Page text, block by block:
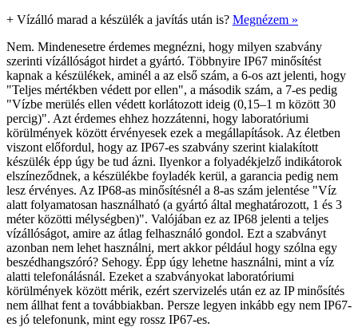
+ Vízálló marad a készülék a javítás után is? Megnézem »
Nem. Mindenesetre érdemes megnézni, hogy milyen szabvány
szerinti vízállóságot hirdet a gyártó. Többnyire IP67 minősítést
kapnak a készülékek, aminél a az első szám, a 6-os azt jelenti, hogy
"Teljes mértékben védett por ellen", a második szám, a 7-es pedig
"Vízbe merülés ellen védett korlátozott ideig (0,15–1 m között 30
percig)". Azt érdemes ehhez hozzátenni, hogy laboratóriumi
körülmények között érvényesek ezek a megállapítások. Az életben
viszont előfordul, hogy az IP67-es szabvány szerint kialakított
készülék épp úgy be tud ázni. Ilyenkor a folyadékjelző indikátorok
elszíneződnek, a készülékbe foyladék kerül, a garancia pedig nem
lesz érvényes. Az IP68-as minősítésnél a 8-as szám jelentése "Víz
alatt folyamatosan használható (a gyártó által meghatározott, 1 és 3
méter közötti mélységben)". Valójában ez az IP68 jelenti a teljes
vízállóságot, amire az átlag felhasználó gondol. Ezt a szabványt
azonban nem lehet használni, mert akkor például hogy szólna egy
beszédhangszóró? Sehogy. Épp úgy lehetne használni, mint a víz
alatti telefonálásnál. Ezeket a szabványokat laboratóriumi
körülmények között mérik, ezért szervizelés után ez az IP minősítés
nem állhat fent a továbbiakban. Persze legyen inkább egy nem IP67-
es jó telefonunk, mint egy rossz IP67-es.